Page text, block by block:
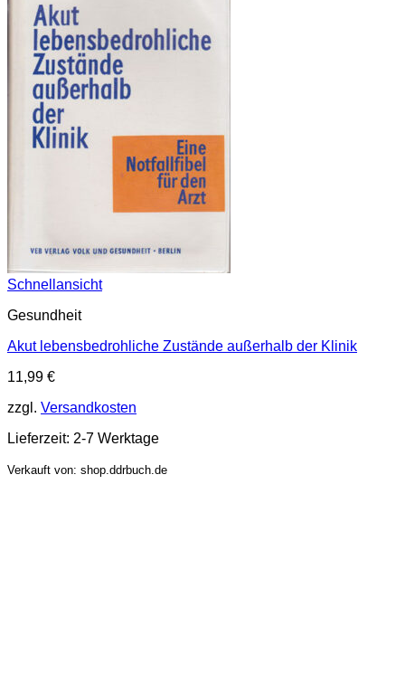
Schnellansicht
Gesundheit
Akut lebensbedrohliche Zustände außerhalb der Klinik
11,99 €
zzgl. Versandkosten
Lieferzeit: 2-7 Werktage
Verkauft von: shop.ddrbuch.de